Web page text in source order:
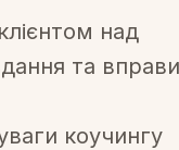
над
та вправи
коучингу